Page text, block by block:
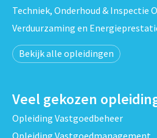
Techniek, Onderhoud & Inspectie
Verduurzaming en
Bekijk alle opleidingen
Veel gekozen
Opleiding Vastgoedbeheer